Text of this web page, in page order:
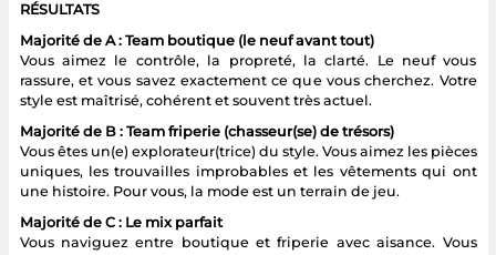
RÉSULTATS
Majorité de A : Team boutique (le neuf avant tout)
Vous aimez le contrôle, la propreté, la clarté. Le neuf vous
rassure, et vous savez exactement ce que vous cherchez. Votre
style est maîtrisé, cohérent et souvent très actuel.
Majorité de B : Team friperie (chasseur(se) de trésors)
Vous êtes un(e) explorateur(trice) du style. Vous aimez les pièces
uniques, les trouvailles improbables et les vêtements qui ont
une histoire. Pour vous, la mode est un terrain de jeu.
Majorité de C : Le mix parfait
Vous naviguez entre boutique et friperie avec aisance. Vous